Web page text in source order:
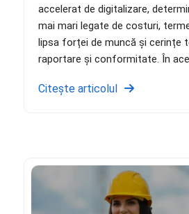
accelerat de digitalizare,
mai mari legate de costuri,
lipsa forței de muncă și cerințe
raportare și conformitate. În
Citește articolul